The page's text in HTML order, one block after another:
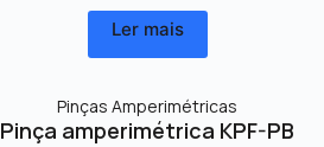
Ler mais
Pinças Amperimétricas
Pinça amperimétrica KPF-PB